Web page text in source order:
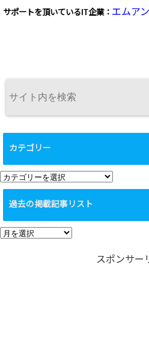
サポートを頂いている IT企業： エムア
カテゴリー
カ
テ
リ
ー
過去の掲載記事リスト
過
スポンサー